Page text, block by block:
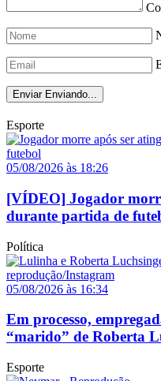
Enviar Enviando...
Esporte
05/08/2026 às 18:26
[VÍDEO] Jogador
durante partida de
Política
05/08/2026 às 16:34
Em processo,
“marido” de Roberta
Esporte